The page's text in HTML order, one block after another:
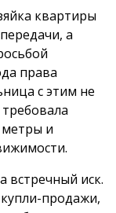
квартиры
а
права
с этим не
и
встречный иск.
продажи,